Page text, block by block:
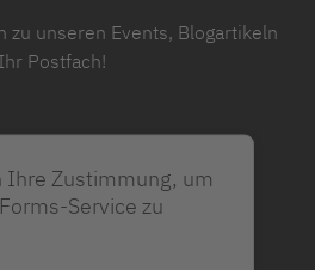
zu unseren Events, Blogartikeln
Postfach!
Ihre Zustimmung, um
Service zu